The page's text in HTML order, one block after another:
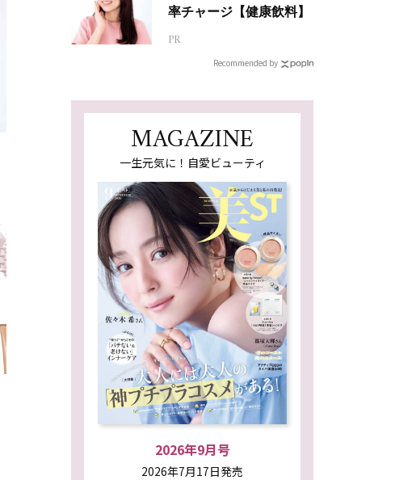
率チャージ【健康飲料】
PR
Recommended by
MAGAZINE
一生元気に！自愛ビューティ
2026年9月号
2026年7月17日発売